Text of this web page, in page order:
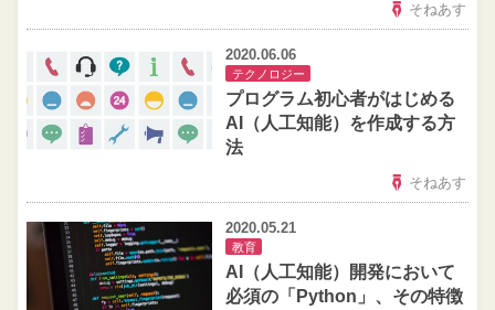
そねあす
2020.06.06
テクノロジー
プログラム初心者がはじめる
AI（人工知能）を作成する方
法
そねあす
2020.05.21
教育
AI（人工知能）開発において
必須の「Python」、その特徴